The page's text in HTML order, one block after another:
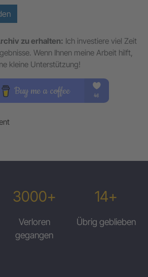
zu erhalten: Ich investiere viel Zeit
Wenn Ihnen meine Arbeit hilft,
kleine Unterstützung!
3000+
Verloren
gegangen
14+
Übrig geblieben